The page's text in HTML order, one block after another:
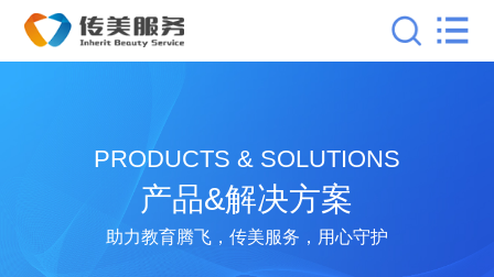
PRODUCTS & SOLUTIONS
产品&解决方案
助力教育腾飞，传美服务，用心守护